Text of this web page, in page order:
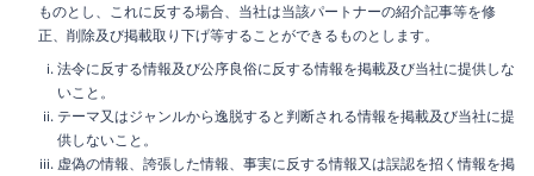
ものとし、これに反する場合、当社は当該パートナーの紹介記事等を修
正、削除及び掲載取り下げ等することができるものとします。
法令に反する情報及び公序良俗に反する情報を掲載及び当社に提供しな
いこと。
テーマ又はジャンルから逸脱すると判断される情報を掲載及び当社に提
供しないこと。
虚偽の情報、誇張した情報、事実に反する情報又は誤認を招く情報を掲